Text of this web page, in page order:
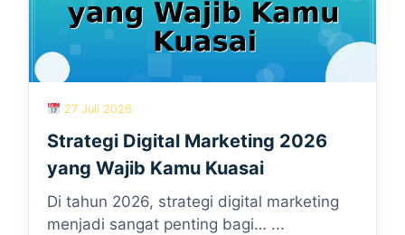
27 Juli 2026
Strategi Digital Marketing 2026
yang Wajib Kamu Kuasai
Di tahun 2026, strategi digital marketing
menjadi sangat penting bagi… ...